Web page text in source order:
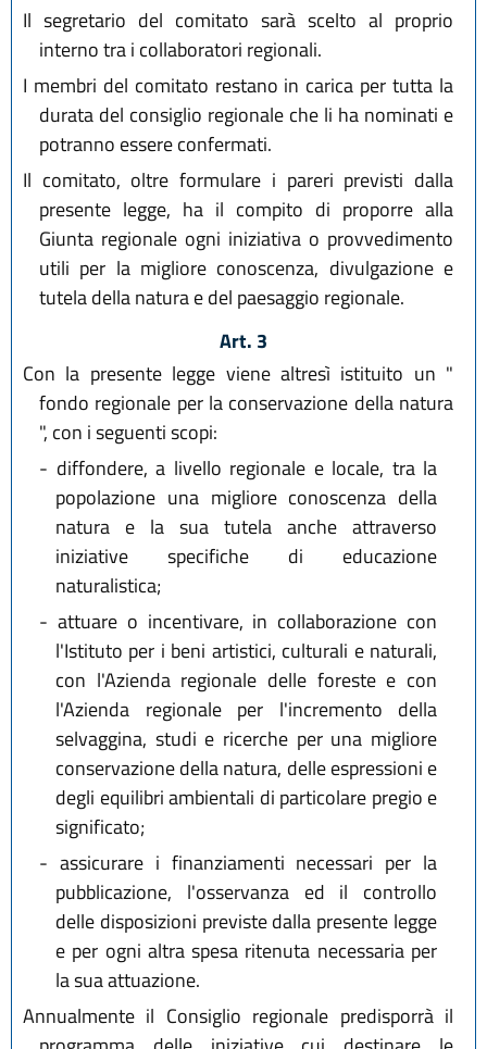
Il segretario del comitato sarà scelto al proprio
interno tra i collaboratori regionali.
I membri del comitato restano in carica per tutta la
durata del consiglio regionale che li ha nominati e
potranno essere confermati.
Il comitato, oltre formulare i pareri previsti dalla
presente legge, ha il compito di proporre alla
Giunta regionale ogni iniziativa o provvedimento
utili per la migliore conoscenza, divulgazione e
tutela della natura e del paesaggio regionale.
Art. 3
Con la presente legge viene altresì istituito un "
fondo regionale per la conservazione della natura
", con i seguenti scopi:
- diffondere, a livello regionale e locale, tra la
popolazione una migliore conoscenza della
natura e la sua tutela anche attraverso
iniziative specifiche di educazione
naturalistica;
- attuare o incentivare, in collaborazione con
l'Istituto per i beni artistici, culturali e naturali,
con l'Azienda regionale delle foreste e con
l'Azienda regionale per l'incremento della
selvaggina, studi e ricerche per una migliore
conservazione della natura, delle espressioni e
degli equilibri ambientali di particolare pregio e
significato;
- assicurare i finanziamenti necessari per la
pubblicazione, l'osservanza ed il controllo
delle disposizioni previste dalla presente legge
e per ogni altra spesa ritenuta necessaria per
la sua attuazione.
Annualmente il Consiglio regionale predisporrà il